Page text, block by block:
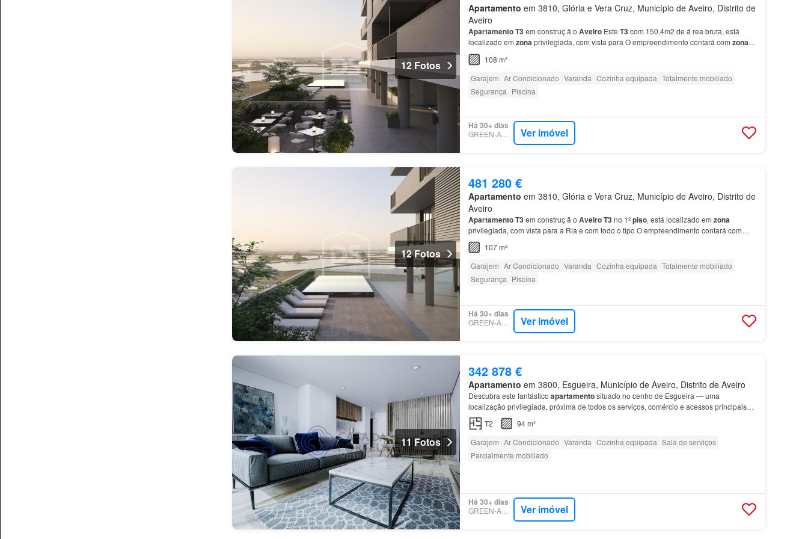
12 Fotos
Apartamento em 3810, Glória e Vera Cruz, Município de Aveiro, Distrito de
Aveiro
ApartamentoT3em construç ã o AveiroEste T3com 150,4m2 de á rea bruta, está
localizado em zonaprivilegiada, com vista para O empreendimento contará com zona
de lazer, giná sios e piscin…
108 m²
Garajem Ar Condicionado Varanda Cozinha equipada Totalmente mobiliado
Segurança Piscina
Há 30+ dias
GREEN-ACRES Ver imóvel
12 Fotos
481 280 €
Apartamento em 3810, Glória e Vera Cruz, Município de Aveiro, Distrito de
Aveiro
ApartamentoT3em construç ã o AveiroT3no 1ºpiso, está localizado em zona
privilegiada, com vista para a Ria e com todo o tipo O empreendimento contará com
zona
107 m²
Garajem Ar Condicionado Varanda Cozinha equipada Totalmente mobiliado
Segurança Piscina
Há 30+ dias
GREEN-ACRES Ver imóvel
11 Fotos
342 878 €
Apartamento em 3800, Esgueira, Município de Aveiro, Distrito de Aveiro
Descubra este fantástico apartamentosituado no centro de Esgueira — uma
localização privilegiada, próxima de todos os serviços, comércio e acessos principais
com varanda e excelente luminosidade natural Cozinha totalmente eq…
T2
94 m²
Garajem Ar Condicionado Varanda Cozinha equipada Sala de serviços
Parcialmente mobiliado
Há 30+ dias
GREEN-ACRES Ver imóvel